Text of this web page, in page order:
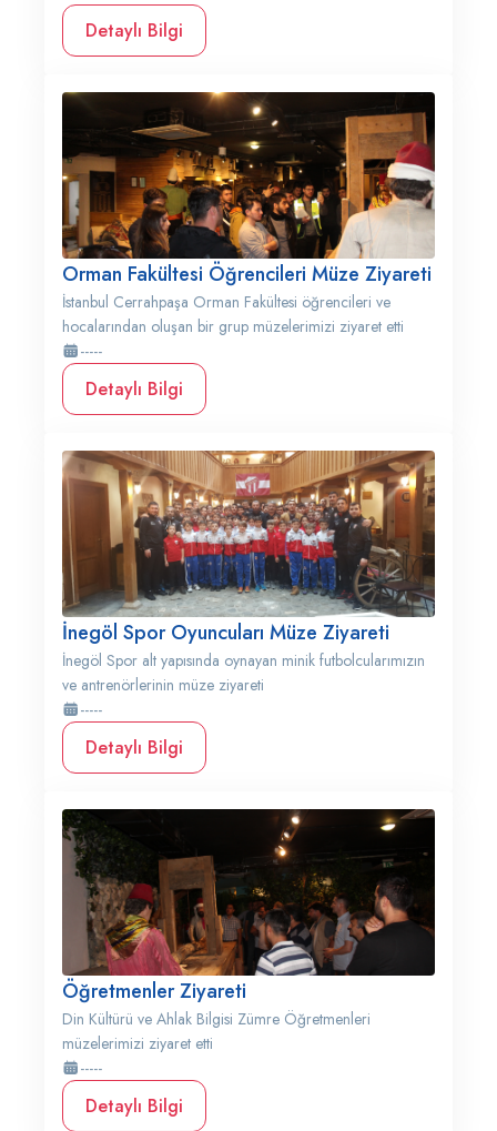
Detaylı Bilgi
Orman Fakültesi Öğrencileri Müze Ziyareti
İstanbul Cerrahpaşa Orman Fakültesi öğrencileri ve
hocalarından oluşan bir grup müzelerimizi ziyaret etti
-----
Detaylı Bilgi
İnegöl Spor Oyuncuları Müze Ziyareti
İnegöl Spor alt yapısında oynayan minik futbolcularımızın
ve antrenörlerinin müze ziyareti
-----
Detaylı Bilgi
Öğretmenler Ziyareti
Din Kültürü ve Ahlak Bilgisi Zümre Öğretmenleri
müzelerimizi ziyaret etti
-----
Detaylı Bilgi